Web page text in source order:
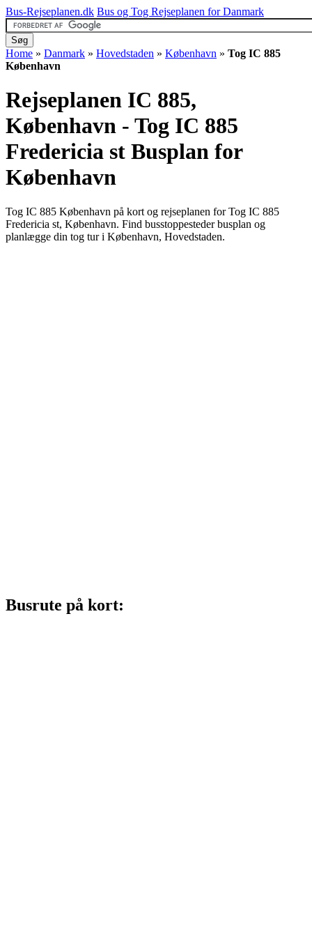
Bus-Rejseplanen.dk Bus og Tog Rejseplanen for Danmark
Home » Danmark » Hovedstaden » København » Tog IC 885
København
Rejseplanen IC 885,
København - Tog IC 885
Fredericia st Busplan for
København
Tog IC 885 København på kort og rejseplanen for Tog IC 885
Fredericia st, København. Find busstoppesteder busplan og
planlægge din tog tur i København, Hovedstaden.
Busrute på kort: